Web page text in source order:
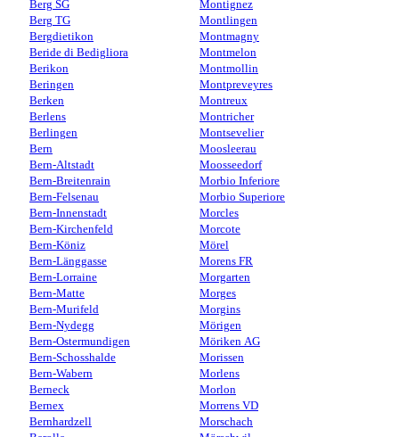
Berg SG
Berg TG
Bergdietikon
Beride di Bedigliora
Berikon
Beringen
Berken
Berlens
Berlingen
Bern
Bern-Altstadt
Bern-Breitenrain
Bern-Felsenau
Bern-Innenstadt
Bern-Kirchenfeld
Bern-Köniz
Bern-Länggasse
Bern-Lorraine
Bern-Matte
Bern-Murifeld
Bern-Nydegg
Bern-Ostermundigen
Bern-Schosshalde
Bern-Wabern
Berneck
Bernex
Bernhardzell
Montignez
Montlingen
Montmagny
Montmelon
Montmollin
Montpreveyres
Montreux
Montricher
Montsevelier
Moosleerau
Moosseedorf
Morbio Inferiore
Morbio Superiore
Morcles
Morcote
Mörel
Morens FR
Morgarten
Morges
Morgins
Mörigen
Möriken AG
Morissen
Morlens
Morlon
Morrens VD
Morschach